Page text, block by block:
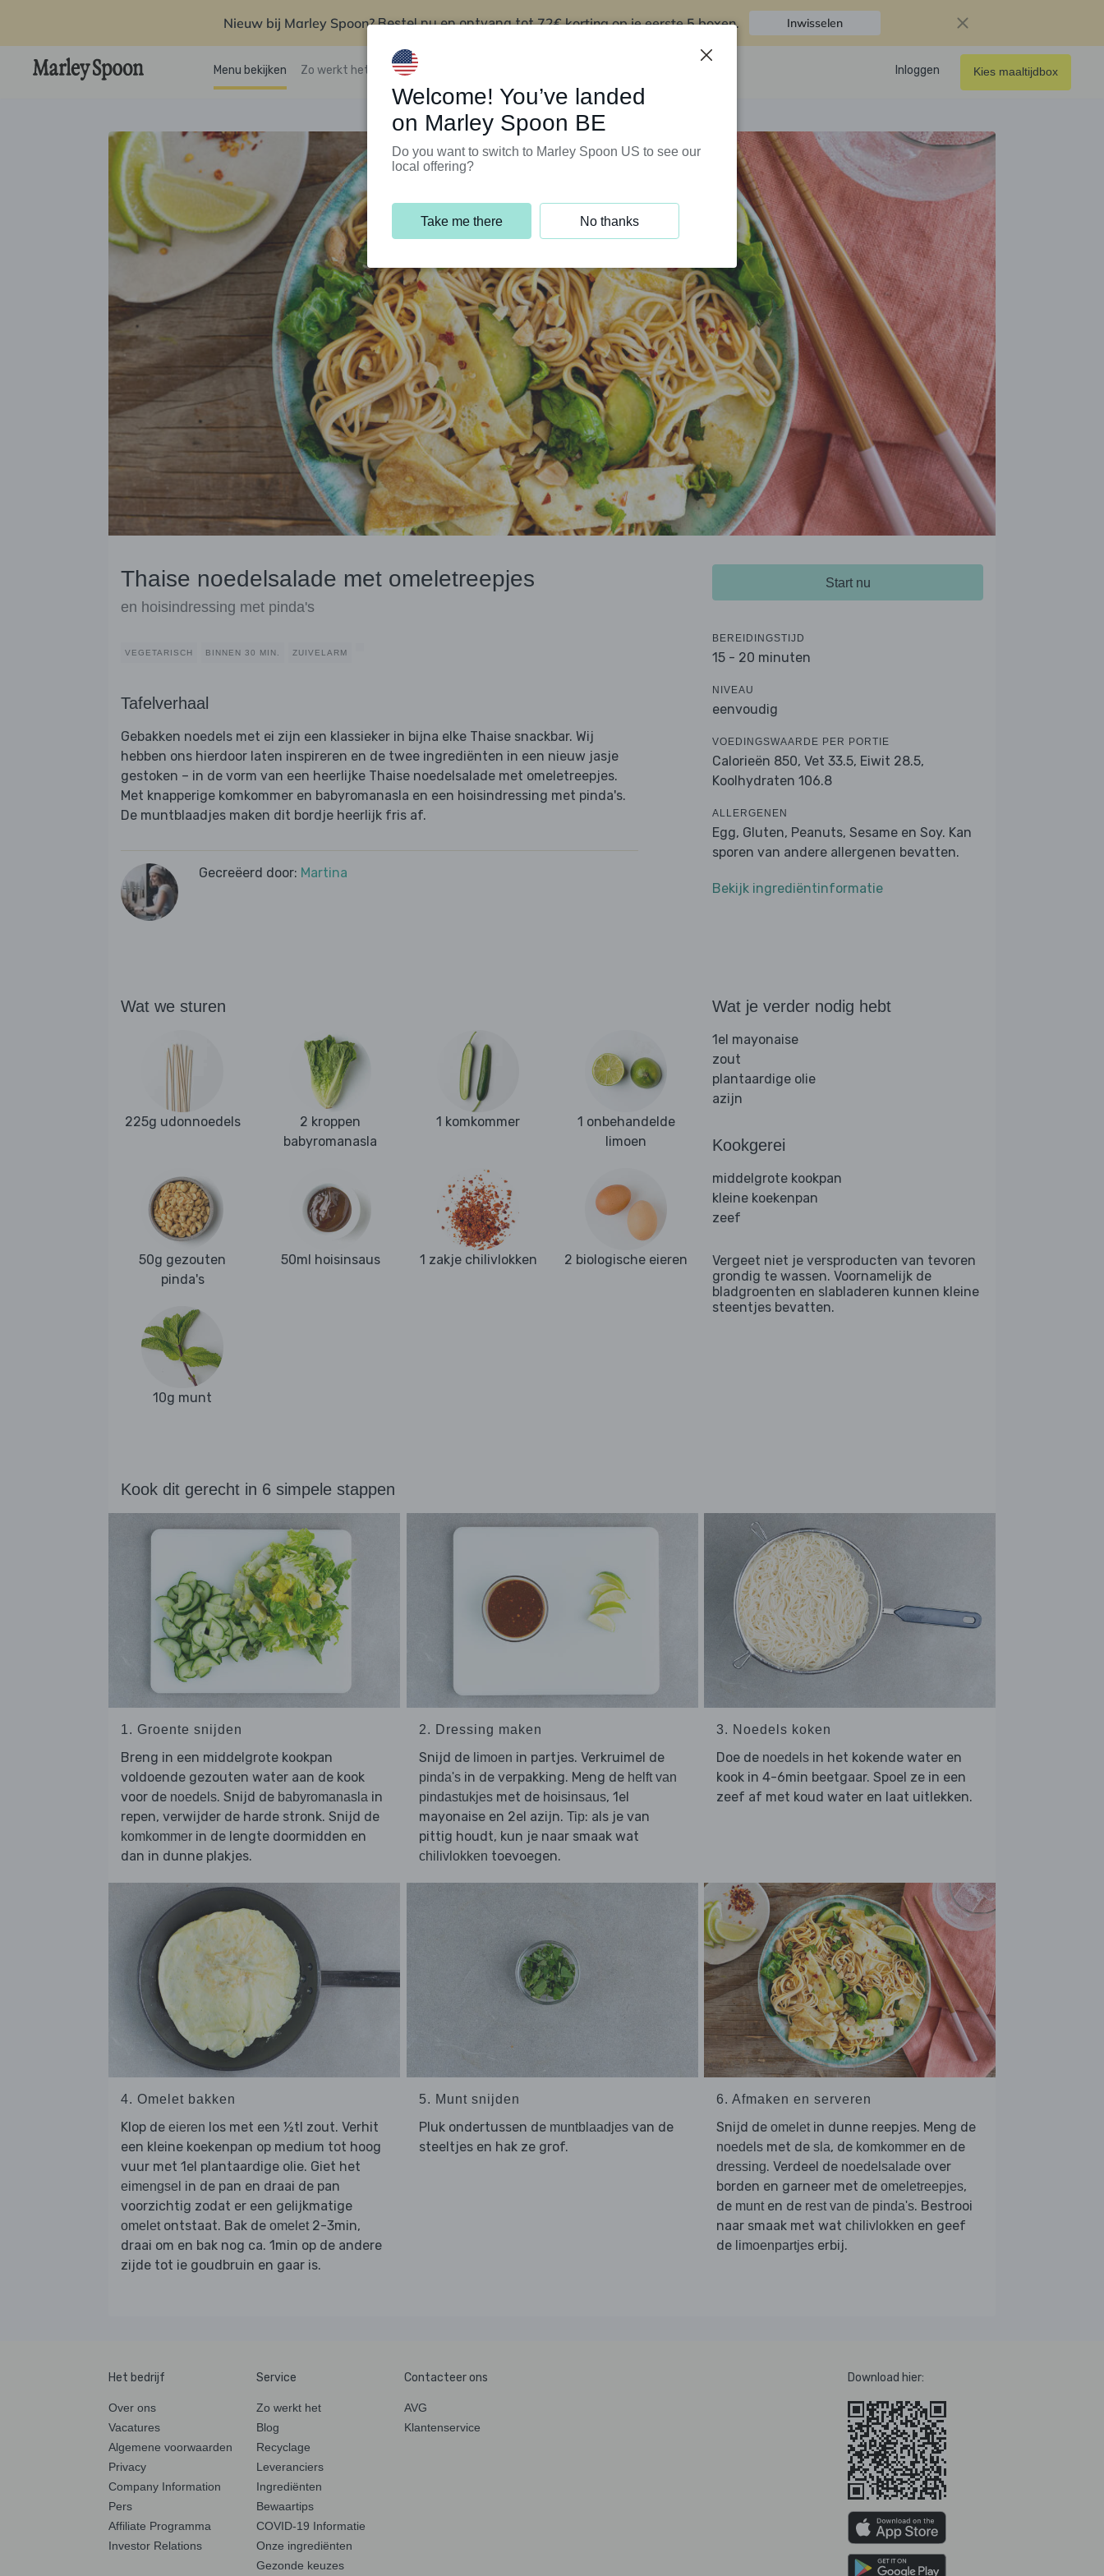
Nieuw bij Marley Spoon?Bestel nu en ontvang tot72€ korting op je eerste 5 boxen. Inwisselen
Menu bekijken Zo werkt het Klantenservice Inloggen Kies maaltijdbox
Thaise noedelsalade met omeletreepjes
en hoisindressing met pinda's
VEGETARISCH BINNEN 30 MIN. ZUIVELARM
Tafelverhaal
Gebakken noedels met ei zijn een klassieker in bijna elke Thaise snackbar. Wij
hebben ons hierdoor laten inspireren en de twee ingrediënten in een nieuw jasje
gestoken – in de vorm van een heerlijke Thaise noedelsalade met omeletreepjes.
Met knapperige komkommer en babyromanasla en een hoisindressing met pinda's.
De muntblaadjes maken dit bordje heerlijk fris af.
Gecreëerd door: Martina
Start nu
BEREIDINGSTIJD
15 - 20 minuten
NIVEAU
eenvoudig
VOEDINGSWAARDE PER PORTIE
Calorieën 850, Vet 33.5, Eiwit 28.5,
Koolhydraten 106.8
ALLERGENEN
Egg, Gluten, Peanuts, Sesame en Soy. Kan
sporen van andere allergenen bevatten.
Bekijk ingrediëntinformatie
Wat we sturen
225g udonnoedels
2 kroppen
babyromanasla
1 komkommer
1 onbehandelde
limoen
50g gezouten
pinda's
50ml hoisinsaus 1 zakje chilivlokken 2 biologische eieren
10g munt
Wat je verder nodig hebt
1el mayonaise
zout
plantaardige olie
azijn
Kookgerei
middelgrote kookpan
kleine koekenpan
zeef
Vergeet niet je versproducten van tevoren
grondig te wassen. Voornamelijk de
bladgroenten en slabladeren kunnen kleine
steentjes bevatten.
Kook dit gerecht in 6 simpele stappen
1. Groente snijden
Breng in een middelgrote kookpan
voldoende gezouten water aan de kook
voor de noedels. Snijd de babyromanasla in
repen, verwijder de harde stronk. Snijd de
komkommer in de lengte doormidden en
dan in dunne plakjes.
2. Dressing maken
Snijd de limoen in partjes. Verkruimel de
pinda'sin de verpakking. Meng de helft van
pindastukjesmet de hoisinsaus, 1el
mayonaise en 2el azijn. Tip: als je van
pittig houdt, kun je naar smaak wat
chilivlokken toevoegen.
3. Noedels koken
Doe de noedels in het kokende water en
kook in 4-6min beetgaar. Spoel ze in een
zeef af met koud water en laat uitlekken.
4. Omelet bakken
Klop de eieren los met een ½tl zout. Verhit
een kleine koekenpan op medium tot hoog
vuur met 1el plantaardige olie. Giet het
eimengsel in de pan en draai de pan
voorzichtig zodat er een gelijkmatige
omelet ontstaat. Bak de omelet 2-3min,
draai om en bak nog ca. 1min op de andere
zijde tot ie goudbruin en gaar is.
5. Munt snijden
Pluk ondertussen de muntblaadjesvan de
steeltjes en hak ze grof.
6. Afmaken en serveren
Snijd de omelet in dunne reepjes. Meng de
noedels met de sla, de komkommer en de
dressing. Verdeel de noedelsalade over
borden en garneer met de omeletreepjes,
de munt en de rest van de pinda's. Bestrooi
naar smaak met wat chilivlokken en geef
de limoenpartjes erbij.
Het bedrijf
Over ons
Vacatures
Algemene voorwaarden
Privacy
Company Information
Pers
Affiliate Programma
Investor Relations
Service
Zo werkt het
Blog
Recyclage
Leveranciers
Ingrediënten
Bewaartips
COVID-19 Informatie
Onze ingrediënten
Gezonde keuzes
Contacteer ons
AVG
Klantenservice
Download hier:
Welcome! You’ve landed
on Marley Spoon BE
Do you want to switch to Marley Spoon US to see our
local offering?
Take me there No thanks